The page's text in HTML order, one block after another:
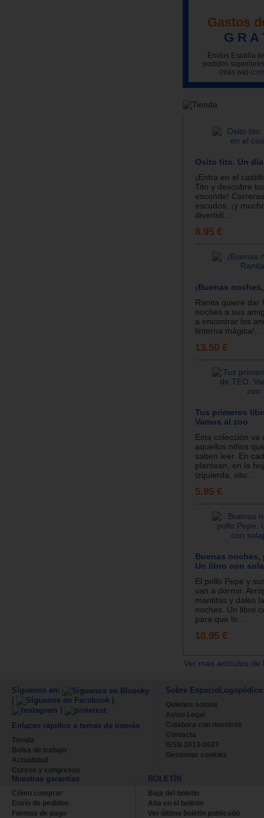
Gastos
G R A
Envíos España
pedidos
(más iva)
Osito tito. Un
¡Entra en el
Tito y descubre
esconde!
escudos, ¡y
divertidí...
8.95 €
¡Buenas
Ranita quiere dar
noches a sus
a encontrar los
linterna mágica!...
13.50 €
Tus primeros
Vamos al zoo
Esta colección va
aquellos niños
saben leer. En
plantean, en la
izquierda, situ...
5.95 €
Buenas noches,
Un libro con
El pollo Pepe y
van a dormir.
mantitas y dales
noches. Un libro
para que lo...
10.95 €
Ver más artículos
Síguenos en:
|
|
Enlaces rápidos a temas de interés
Tienda
Bolsa de trabajo
Actualidad
Cursos y congresos
Sobre EspacioLogopédico
Quienes somos
Aviso Legal
Colabora con nosotros
Contacta
ISSN 2013-0627
Gestionar cookies
Nuestras garantías
Cómo comprar
Envío de pedidos
Formas de pago
BOLETÍN
Baja del boletin
Alta en el boletin
Ver último boletin publicado